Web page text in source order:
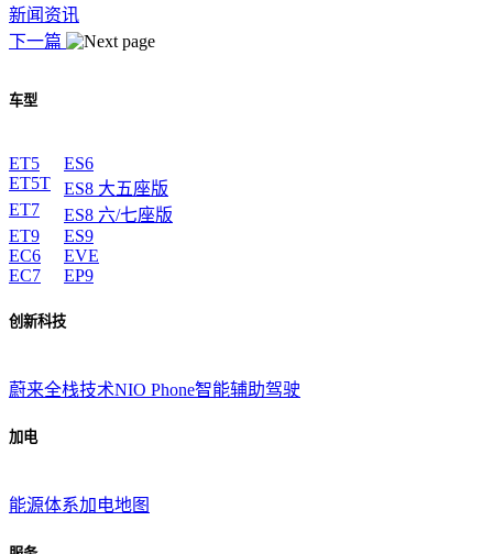
新闻资讯
下一篇
车型
ET5
ET5T
ET7
ET9
EC6
EC7
ES6
ES8 大五座版
ES8 六/七座版
ES9
EVE
EP9
创新科技
蔚来全栈技术NIO Phone智能辅助驾驶
加电
能源体系加电地图